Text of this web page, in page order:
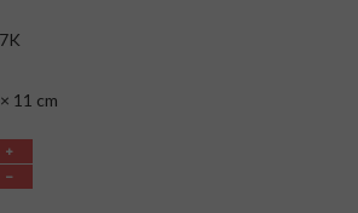
11 cm